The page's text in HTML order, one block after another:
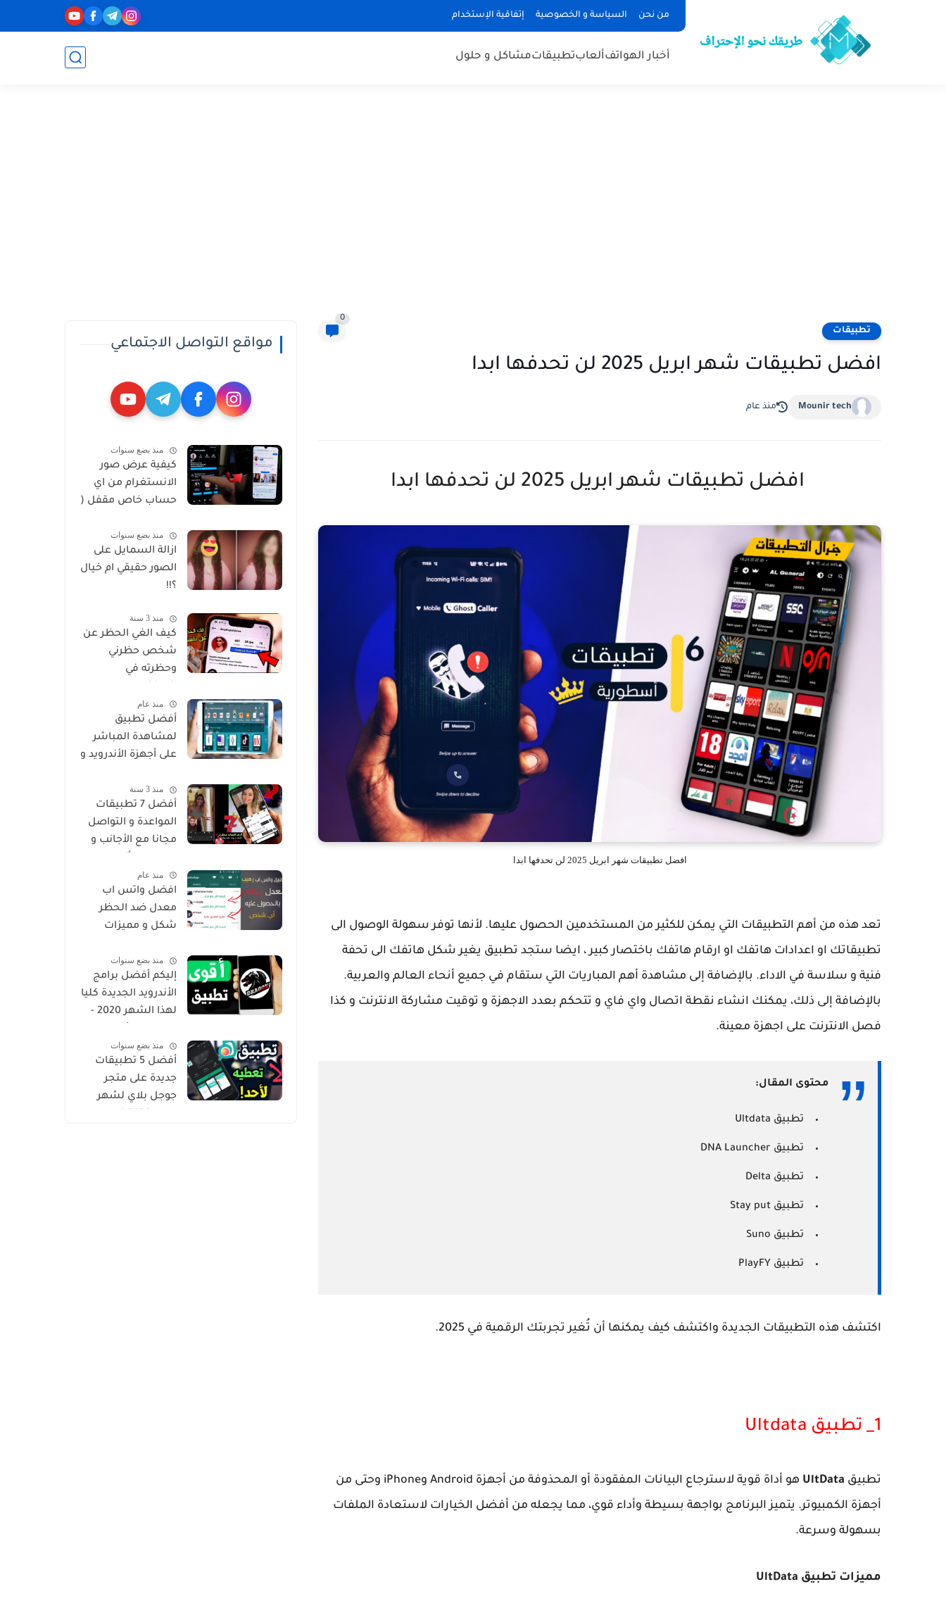
من نحن السياسة و الخصوصية إتفاقية الإستخدام
أخبار الهواتفألعابتطبيقاتمشاكل و حلول
تطبيقات
0
افضل تطبيقات شهر ابريل 2025 لن تحدفها ابدا
Mounir tech منذ عام
افضل تطبيقات شهر ابريل 2025 لن تحدفها ابدا
افضل تطبيقات شهر ابريل 2025 لن تحدفها ابدا
تعد هذه من أهم التطبيقات التي يمكن للكثير من المستخدمين الحصول عليها. لأنها توفر سهولة الوصول الى
تطبيقاتك او اعدادات هاتفك او ارقام هاتفك باختصار كبير ، ايضا ستجد تطبيق يغير شكل هاتفك الى تحفة
فنية و سلاسة في الاداء. بالإضافة إلى مشاهدة أهم المباريات التي ستقام في جميع أنحاء العالم والعربية.
بالإضافة إلى ذلك، يمكنك انشاء نقطة اتصال واي فاي و تتحكم بعدد الاجهزة و توقيت مشاركة الانترنت و كذا
فصل الانترنت على اجهزة معينة.
محتوى المقال:
تطبيق Ultdata
تطبيق DNA Launcher
تطبيق Delta
تطبيق Stay put
تطبيق Suno
تطبيق PlayFY
اكتشف هذه التطبيقات الجديدة واكتشف كيف يمكنها أن تُغير تجربتك الرقمية في 2025.
1_ تطبيق Ultdata
تطبيق UltData
هو أداة قوية لاسترجاع البيانات المفقودة أو المحذوفة من أجهزة Android وiPhone وحتى من
أجهزة الكمبيوتر. يتميز البرنامج بواجهة بسيطة وأداء قوي، مما يجعله من أفضل الخيارات لاستعادة الملفات
بسهولة وسرعة.
مميزات تطبيق UltData
مواقع التواصل الاجتماعي
منذ بضع سنوات
كيفية عرض صور
الانستغرام من اي
حساب خاص مقفل (
منذ بضع سنوات
ازالة السمايل على
الصور حقيقي ام خيال
؟!!
منذ 3 سنة
كيف الغي الحظر عن
شخص حظرني
وحظرته في
منذ عام
أفضل تطبيق
لمشاهدة المباشر
على أجهزة الأندرويد و
منذ 3 سنة
أفضل 7 تطبيقات
المواعدة و التواصل
مجانا مع الأجانب و
العالم
منذ عام
افضل واتس اب
معدل ضد الحظر
شكل و مميزات
Goldمنذ بضع سنوات
إليكم أفضل برامج
الأندرويد الجديدة كليا
لهذا الشهر 2020 -
حصري من أروع ما
شرحت
منذ بضع سنوات
أفضل 5 تطبيقات
جديدة على متجر
جوجل بلاي لشهر